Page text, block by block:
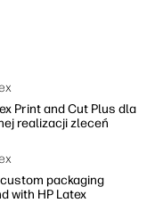
Print and Cut Plus dla
realizacji zleceń
packaging
with HP Latex